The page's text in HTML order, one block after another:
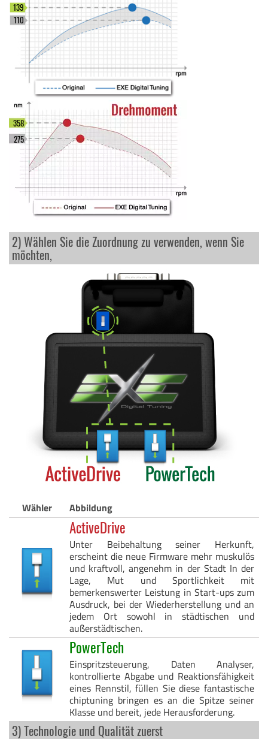
110
139
275
358
2) Wählen Sie die Zuordnung zu verwenden, wenn Sie
möchten,
Wähler Abbildung
ActiveDrive
Unter Beibehaltung seiner Herkunft,
erscheint die neue Firmware mehr muskulös
und kraftvoll, angenehm in der Stadt In der
Lage, Mut und Sportlichkeit mit
bemerkenswerter Leistung in Start-ups zum
Ausdruck, bei der Wiederherstellung und an
jedem Ort sowohl in städtischen und
außerstädtischen.
PowerTech
Einspritzsteuerung, Daten Analyser,
kontrollierte Abgabe und Reaktionsfähigkeit
eines Rennstil, füllen Sie diese fantastische
chiptuning bringen es an die Spitze seiner
Klasse und bereit, jede Herausforderung.
3) Technologie und Qualität zuerst